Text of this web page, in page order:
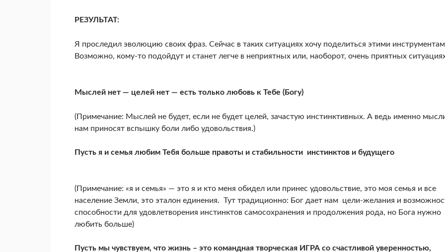
РЕЗУЛЬТАТ:
Я проследил эволюцию своих фраз. Сейчас в таких ситуациях хочу поделиться этими
Возможно, кому-то подойдут и станет легче в неприятных или, наоборот, очень приятных
Мыслей нет — целей нет — есть только любовь к Тебе (Богу)
(Примечание: Мыслей не будет, если не будет целей, зачастую инстинктивных. А ведь именно
нам приносят вспышку боли либо удовольствия.)
Пусть я и семья любим Тебя больше правоты и стабильности инстинктов и будущего
(Примечание: «я и семья» — это я и кто меня обидел или принес удовольствие, это моя семья и все
население Земли, это эталон единения. Тут традиционно: Бог дает нам цели-желания и
способности для удовлетворения инстинктов самосохранения и продолжения рода, но Бога нужно
любить больше)
Пусть мы чувствуем, что жизнь – это командная творческая ИГРА со счастливой уверенностью,